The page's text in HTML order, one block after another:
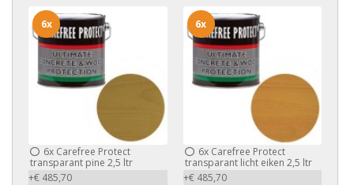
6x Carefree Protect
transparant pine 2,5 ltr
+€ 485,70
6x
6xCarefree Protect
transparant licht eiken 2,5 ltr
+€ 485,70
6x